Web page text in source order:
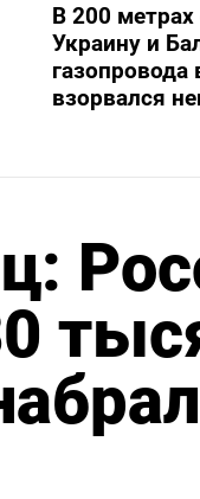
В 200
Украину и
газопровода
взорвался